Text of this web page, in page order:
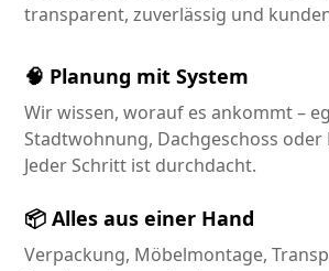
transparent, zuverlässig und
🧠 Planung mit System
Wir wissen, worauf es ankommt –
Stadtwohnung, Dachgeschoss oder
Jeder Schritt ist durchdacht.
📦 Alles aus einer Hand
Verpackung, Möbelmontage,